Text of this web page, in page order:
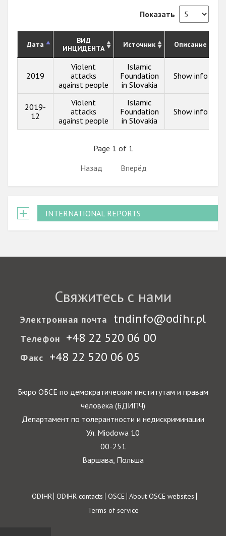
Показать
Дата
ВИД
ИНЦИДЕНТА
Источник Описание
2019
Violent
attacks
against people
Islamic
Foundation
in Slovakia
Show info
2019-
12
Violent
attacks
against people
Islamic
Foundation
in Slovakia
Show info
Page 1 of 1
Назад
Вперёд
INTERNATIONAL REPORTS
Свяжитесь с нами
Электронная почта tndinfo@odihr.pl
Телефон +48 22 520 06 00
Факс +48 22 520 06 05
Бюро ОБСЕ по демократическим институтам и правам
человека (БДИПЧ)
Департамент по толерантности и недискриминации
Ул. Miodowa 10
00-251
Варшава, Польша
Footer
ODIHR ODIHR contacts OSCE About OSCE websites
Terms of service